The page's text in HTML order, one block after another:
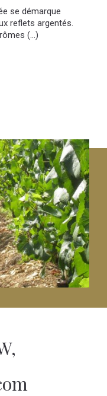
se démarque
reflets argentés.
(...)